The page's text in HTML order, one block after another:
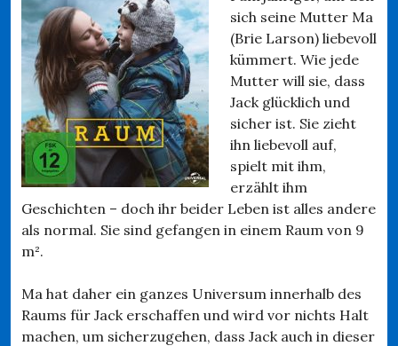
sich seine Mutter Ma
(Brie Larson) liebevoll
kümmert. Wie jede
Mutter will sie, dass
Jack glücklich und
sicher ist. Sie zieht
ihn liebevoll auf,
spielt mit ihm,
erzählt ihm
Geschichten – doch ihr beider Leben ist alles andere
als normal. Sie sind gefangen in einem Raum von 9
m².
Ma hat daher ein ganzes Universum innerhalb des
Raums für Jack erschaffen und wird vor nichts Halt
machen, um sicherzugehen, dass Jack auch in dieser